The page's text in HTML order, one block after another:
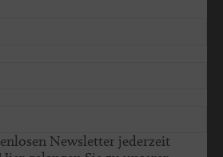
Newsletter jederzeit